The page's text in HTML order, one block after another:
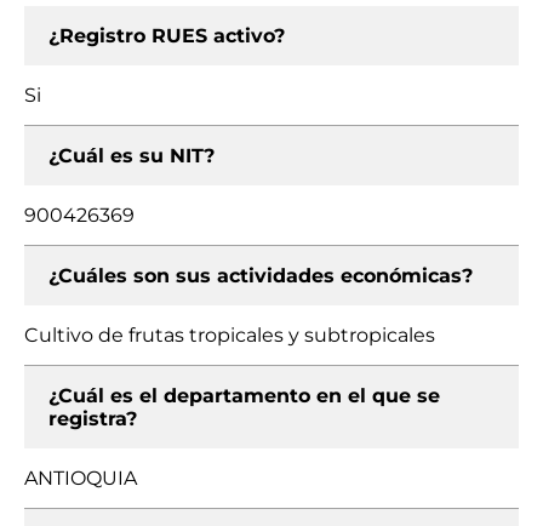
¿Registro RUES activo?
Si
¿Cuál es su NIT?
900426369
¿Cuáles son sus actividades económicas?
Cultivo de frutas tropicales y subtropicales
¿Cuál es el departamento en el que se
registra?
ANTIOQUIA